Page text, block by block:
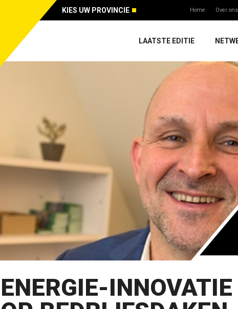
KIES UW PROVINCIE Home Over ons
LAATSTE EDITIE
ENERGIE-INNOVATIE